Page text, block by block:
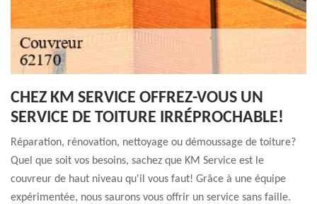
CHEZ KM SERVICE OFFREZ-VOUS UN
SERVICE DE TOITURE IRRÉPROCHABLE!
Réparation, rénovation, nettoyage ou démoussage de toiture?
Quel que soit vos besoins, sachez que KM Service est le
couvreur de haut niveau qu'il vous faut! Grâce à une équipe
expérimentée, nous saurons vous offrir un service sans faille.